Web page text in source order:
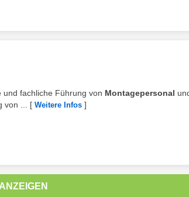
und fachliche Führung von Montagepersonal
...
[ Weitere Infos ]